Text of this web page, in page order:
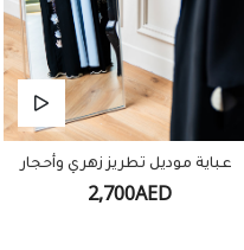
عباية موديل تطريز زهري وأحجار
2,700AED